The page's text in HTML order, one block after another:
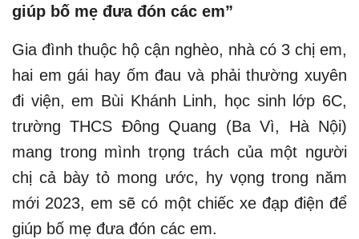
giúp bố mẹ đưa đón các em”
Gia đình thuộc hộ cận nghèo, nhà có 3 chị em,
hai em gái hay ốm đau và phải thường xuyên
đi viện, em Bùi Khánh Linh, học sinh lớp 6C,
trường THCS Đông Quang (Ba Vì, Hà Nội)
mang trong mình trọng trách của một người
chị cả bày tỏ mong ước, hy vọng trong năm
mới 2023, em sẽ có một chiếc xe đạp điện để
giúp bố mẹ đưa đón các em.